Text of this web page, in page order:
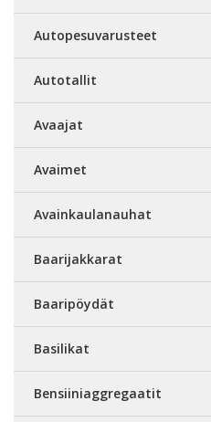
Autopesuvarusteet
Autotallit
Avaajat
Avaimet
Avainkaulanauhat
Baarijakkarat
Baaripöydät
Basilikat
Bensiiniaggregaatit